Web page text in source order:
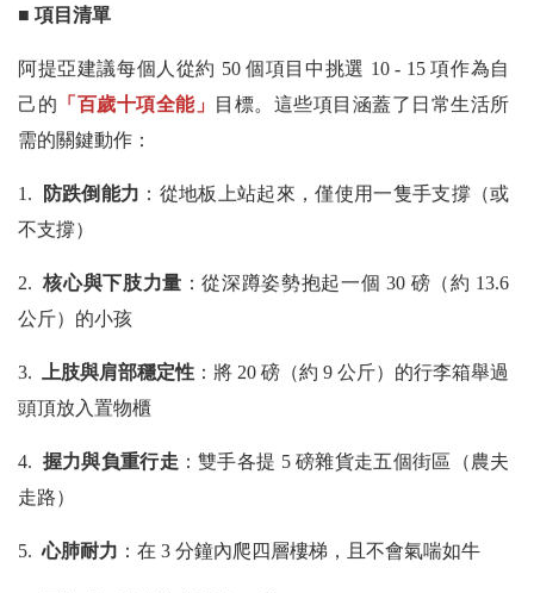
■ 項目清單
阿提亞建議每個人從約 50 個項目中挑選 10 - 15 項作為自
己的 「百歲十項全能」
目標。這些項目涵蓋了日常生活所
需的關鍵動作：
1. 防跌倒能力 ：從地板上站起來，僅使用一隻手支撐（或
不支撐）
2.核心與下肢力量 ：從深蹲姿勢抱起一個 30 磅（約 13.6
公斤）的小孩
3. 上肢與肩部穩定性 ：將 20 磅（約 9 公斤）的行李箱舉過
頭頂放入置物櫃
4. 握力與負重行走 ：雙手各提 5 磅雜貨走五個街區（農夫
走路）
5.心肺耐力 ：在 3 分鐘內爬四層樓梯，且不會氣喘如牛